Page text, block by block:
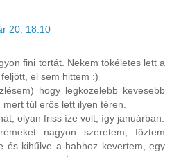
20. 18:10
fini tortát. Nekem tökéletes lett a
el sem hittem :)
hogy legközelebb kevesebb
túl erős lett ilyen téren.
olyan friss íze volt, így januárban.
nagyon szeretem, főztem
és kihűlve a habhoz kevertem, egy